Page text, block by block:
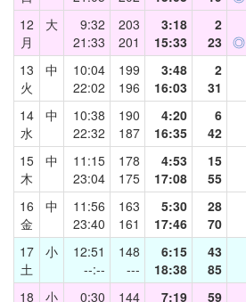
12
月
大
9:32
21:33
203
201
3:18
15:33
2
23 ◎
13
火
中
10:04
22:02
199
196
3:48
16:03
2
31
14
水
中
10:38
22:32
190
187
4:20
16:35
6
42
15
木
中
11:15
23:04
178
175
4:53
17:08
15
55
16
金
中
11:56
23:40
163
161
5:30
17:46
28
70
17
土
小
12:51
--:--
148
---
6:15
18:38
43
85
18 小 0:30 144 7:19 59